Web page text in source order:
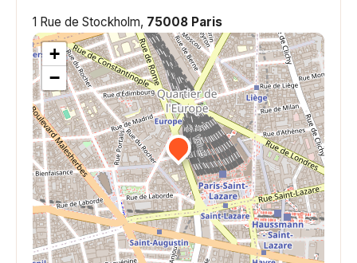
1 Rue de Stockholm, 75008 Paris
+
−